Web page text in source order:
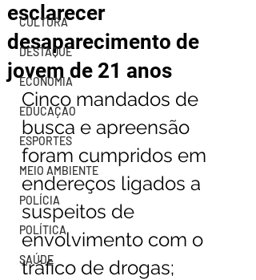
CULTURA
DESTAQUE
ECONOMIA
EDUCAÇÃO
ESPORTES
MEIO AMBIENTE
POLÍCIA
POLÍTICA
SAÚDE
esclarecer
desaparecimento de
jovem de 21 anos
Cinco mandados de
busca e apreensão
foram cumpridos em
endereços ligados a
suspeitos de
envolvimento com o
tráfico de drogas;